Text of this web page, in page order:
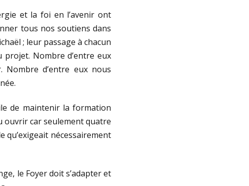
et la foi en l’avenir ont
tous nos soutiens dans
; leur passage à chacun
Nombre d’entre eux
d’entre eux nous
de maintenir la formation
ouvrir car seulement quatre
qu’exigeait nécessairement
le Foyer doit s’adapter et